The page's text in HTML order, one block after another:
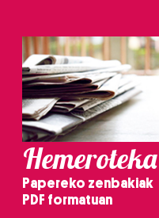
Hemeroteka
Papereko zenbakiak
PDF formatuan